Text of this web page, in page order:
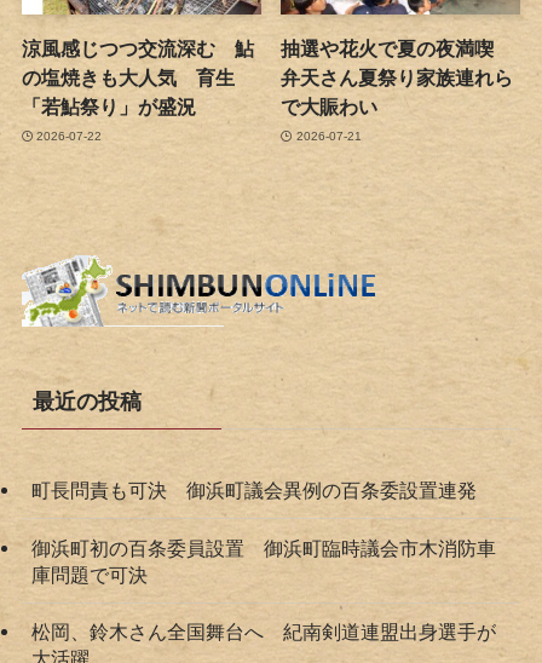
涼風感じつつ交流深む 鮎
の塩焼きも大人気 育生
「若鮎祭り」が盛況
2026-07-22
抽選や花火で夏の夜満喫
弁天さん夏祭り家族連れら
で大賑わい
2026-07-21
最近の投稿
町長問責も可決 御浜町議会異例の百条委設置連発
御浜町初の百条委員設置 御浜町臨時議会市木消防車
庫問題で可決
松岡、鈴木さん全国舞台へ 紀南剣道連盟出身選手が
大活躍